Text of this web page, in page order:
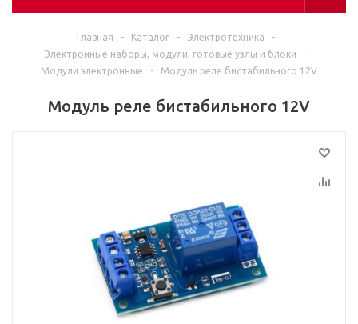
Главная - Каталог - Электротехника
-
Электронные наборы, модули, готовые узлы и блоки
-
Модули электронные
- Модуль реле бистабильного 12V
Модуль реле бистабильного 12V